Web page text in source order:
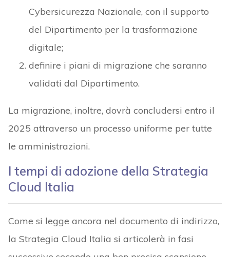
Cybersicurezza Nazionale, con il supporto
del Dipartimento per la trasformazione
digitale;
definire i piani di migrazione che saranno
validati dal Dipartimento.
La migrazione, inoltre, dovrà concludersi entro il
2025 attraverso un processo uniforme per tutte
le amministrazioni.
I tempi di adozione della Strategia
Cloud Italia
Come si legge ancora nel documento di indirizzo,
la Strategia Cloud Italia si articolerà in fasi